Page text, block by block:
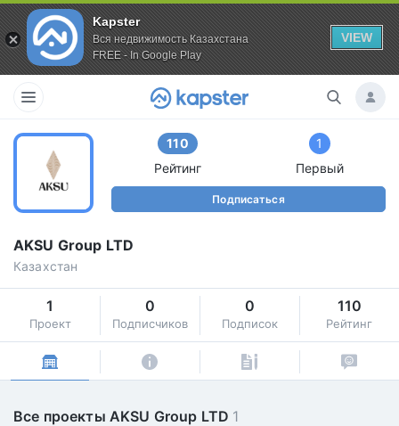
Kapster
Вся недвижимость Казахстана
FREE - In Google Play
VIEW
110
Рейтинг
1
Первый
Подписаться
AKSU Group LTD
Казахстан
1
Проект
0
Подписчиков
0
Подписок
110
Рейтинг
Все проекты AKSU Group LTD 1